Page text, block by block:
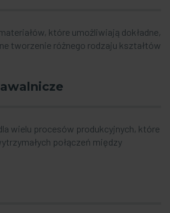
które umożliwiają dokładne,
tworzenie różnego rodzaju kształtów
wielu procesów produkcyjnych, które
połączeń między